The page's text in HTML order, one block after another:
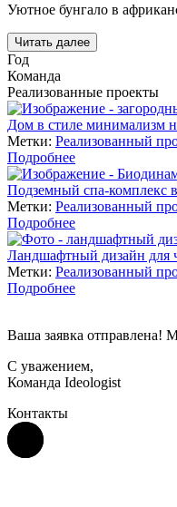
Уютное бунгало в
Читать далее
Год
Команда
Реализованные проекты
Дом в стиле минимализм
Метки: Реализованный
Подробнее
Подземный спа-комплекс
Метки: Реализованный
Подробнее
Ландшафтный дизайн для
Метки: Реализованный
Подробнее
Ваша заявка отправлена!
С уважением,
Команда Ideologist
Контакты